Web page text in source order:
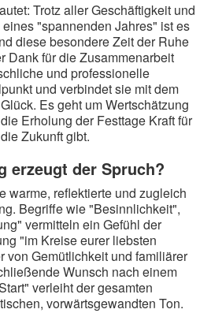
Trotz aller Geschäftigkeit und
"spannenden Jahres" ist es
diese besondere Zeit der Ruhe
Dank für die Zusammenarbeit
und professionelle
und verbindet sie mit dem
Es geht um Wertschätzung
Erholung der Festtage Kraft für
Zukunft gibt.
erzeugt der Spruch?
warme, reflektierte und zugleich
Begriffe wie "Besinnlichkeit",
vermitteln ein Gefühl der
"im Kreise eurer liebsten
von Gemütlichkeit und familiärer
Wunsch nach einem
verleiht der gesamten
vorwärtsgewandten Ton.